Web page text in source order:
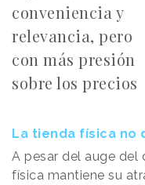
conveniencia y
relevancia, pero
con más presión
sobre los precios
La tienda física no
A pesar del auge del
física mantiene su